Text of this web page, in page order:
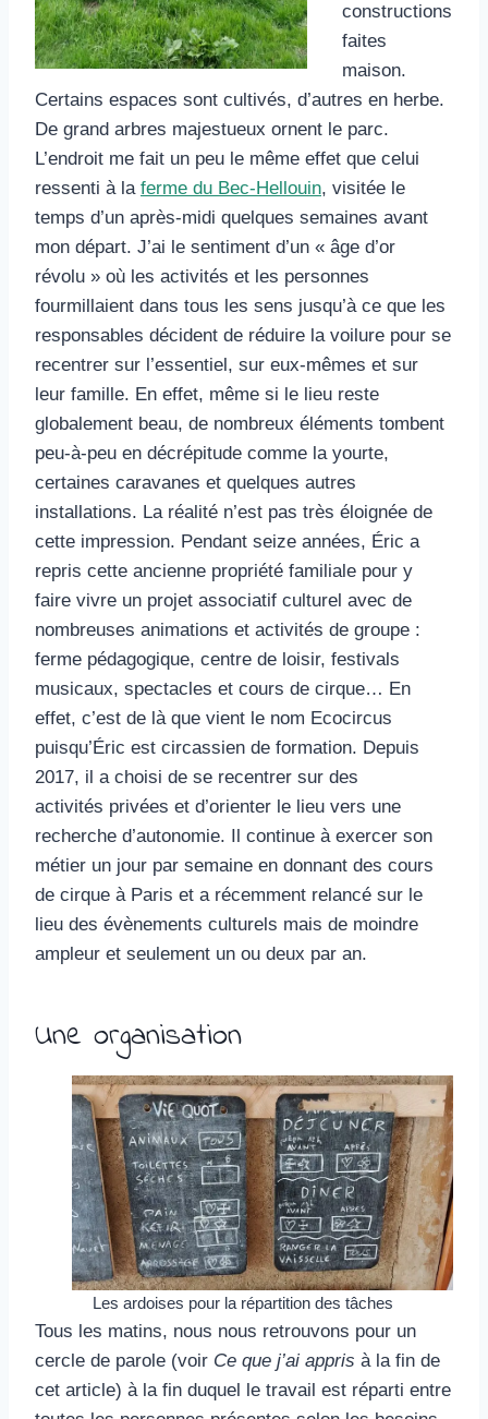
constructions
faites
maison.
Certains espaces sont cultivés, d’autres en herbe.
De grand arbres majestueux ornent le parc.
L’endroit me fait un peu le même effet que celui
ressenti à la ferme du Bec-Hellouin, visitée le
temps d’un après-midi quelques semaines avant
mon départ. J’ai le sentiment d’un « âge d’or
révolu » où les activités et les personnes
fourmillaient dans tous les sens jusqu’à ce que les
responsables décident de réduire la voilure pour se
recentrer sur l’essentiel, sur eux-mêmes et sur
leur famille. En effet, même si le lieu reste
globalement beau, de nombreux éléments tombent
peu-à-peu en décrépitude comme la yourte,
certaines caravanes et quelques autres
installations. La réalité n’est pas très éloignée de
cette impression. Pendant seize années, Éric a
repris cette ancienne propriété familiale pour y
faire vivre un projet associatif culturel avec de
nombreuses animations et activités de groupe :
ferme pédagogique, centre de loisir, festivals
musicaux, spectacles et cours de cirque… En
effet, c’est de là que vient le nom Ecocircus
puisqu’Éric est circassien de formation. Depuis
2017, il a choisi de se recentrer sur des
activités privées et d’orienter le lieu vers une
recherche d’autonomie. Il continue à exercer son
métier un jour par semaine en donnant des cours
de cirque à Paris et a récemment relancé sur le
lieu des évènements culturels mais de moindre
ampleur et seulement un ou deux par an.
Une organisation
Les ardoises pour la répartition des tâches
Tous les matins, nous nous retrouvons pour un
cercle de parole (voir Ce que j’ai appris à la fin de
cet article) à la fin duquel le travail est réparti entre